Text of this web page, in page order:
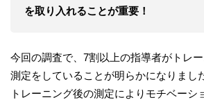
を取り入れることが重要！
今回の調査で、7割以上の指導者がトレ
測定をしていることが明らかになりまし
トレーニング後の測定によりモチベーシ